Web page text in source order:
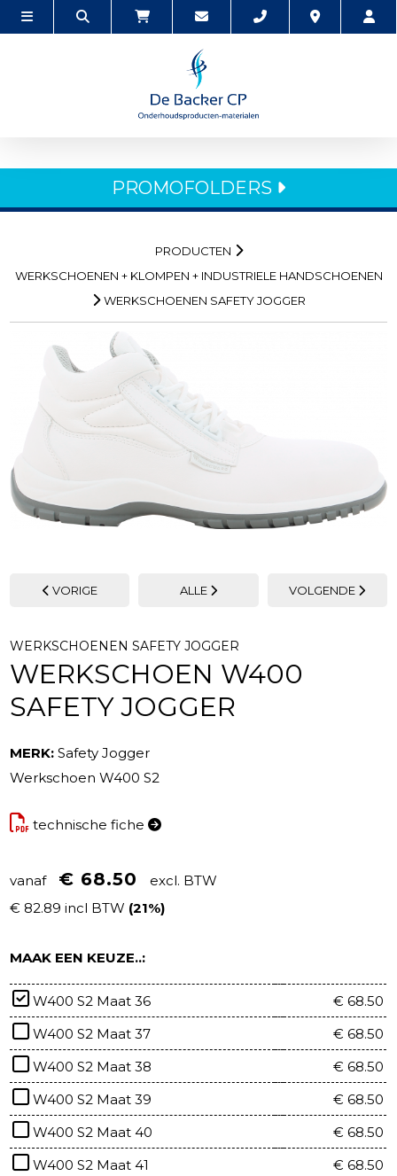
PROMOFOLDERS
PRODUCTEN
WERKSCHOENEN + KLOMPEN + INDUSTRIELE HANDSCHOENEN
WERKSCHOENEN SAFETY JOGGER
VORIGE ALLE VOLGENDE
WERKSCHOENEN SAFETY JOGGER
WERKSCHOEN W400
SAFETY JOGGER
MERK: Safety Jogger
Werkschoen W400 S2
technische fiche
vanaf € 68.50
excl. BTW
€ 82.89 incl BTW (21%)
MAAK EEN KEUZE..:
W400 S2 Maat 36
€ 68.50
W400 S2 Maat 37
€ 68.50
W400 S2 Maat 38
€ 68.50
W400 S2 Maat 39
€ 68.50
W400 S2 Maat 40
€ 68.50
W400 S2 Maat 41
€ 68.50